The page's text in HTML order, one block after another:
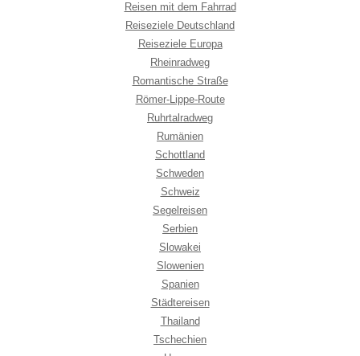
Reisen mit dem Fahrrad
Reiseziele Deutschland
Reiseziele Europa
Rheinradweg
Romantische Straße
Römer-Lippe-Route
Ruhrtalradweg
Rumänien
Schottland
Schweden
Schweiz
Segelreisen
Serbien
Slowakei
Slowenien
Spanien
Städtereisen
Thailand
Tschechien